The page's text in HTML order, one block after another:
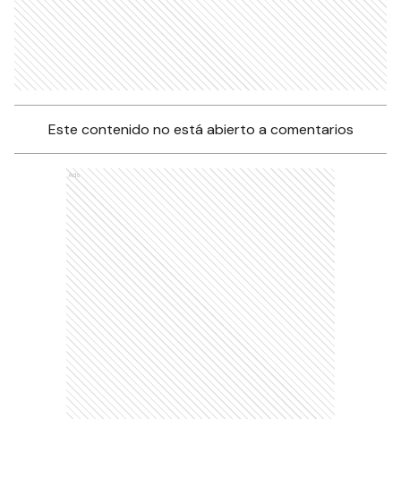
Este contenido no está abierto a comentarios
Ads